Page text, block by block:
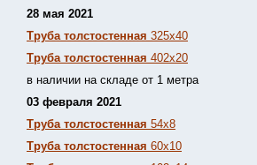
28 мая 2021
Труба толстостенная 325х40
Труба толстостенная 402х20
в наличии на складе от 1 метра
03 февраля 2021
Труба толстостенная 54х8
Труба толстостенная 60х10